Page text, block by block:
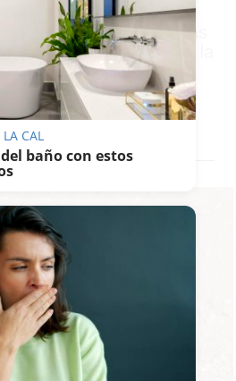
de la orilla,
picaduras más dolorosas
a registrar presencia en la
arrancan este lunes la
con todos los servicios
horarios y módulos
CAL
baño con estos